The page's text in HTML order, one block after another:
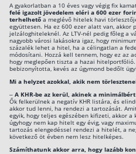
A gyakorlatban a 10 éves vagy végig fix
felé igazolt jövedelem eléri a 600 ezer
terhelhető a meglévő hitelek havi
együttesen. Ha ez 600 ezer alatt van, akkor
jelzáloghiteleknél. Az LTV-nél pedig főleg a
nagyobb városi lakásokra igaz, hogy
százalék lehet a hitel, ha a célingatlan a
módosítani. Hozzá kell tennem, hogy ez az
hogy meglepően tiszta a hazai
bebizonyította, kevés az úgymond bedőlt
Mi a helyzet azokkal, akik nem
– A KHR-be az kerül, akinek a
Ők felkerülnek a negatív KHR listára, és
akkor tud lenni, ha rendezi a tartozását.
egyik, hogy teljes egészében kifizeti, akkor a
úgyhogy nem kap hitelt egy évig, vagy
tartozás elengedéssel rendezi a hitelét, a
következő öt évben nem lesz hitelképes.
Számíthatunk akkor arra, hogy lazább